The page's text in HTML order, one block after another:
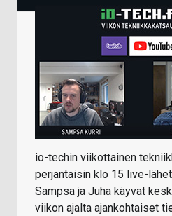
io-techin viikottainen
perjantaisin klo 15 live-
Sampsa ja Juha käyvät
viikon ajalta ajankohtaiset